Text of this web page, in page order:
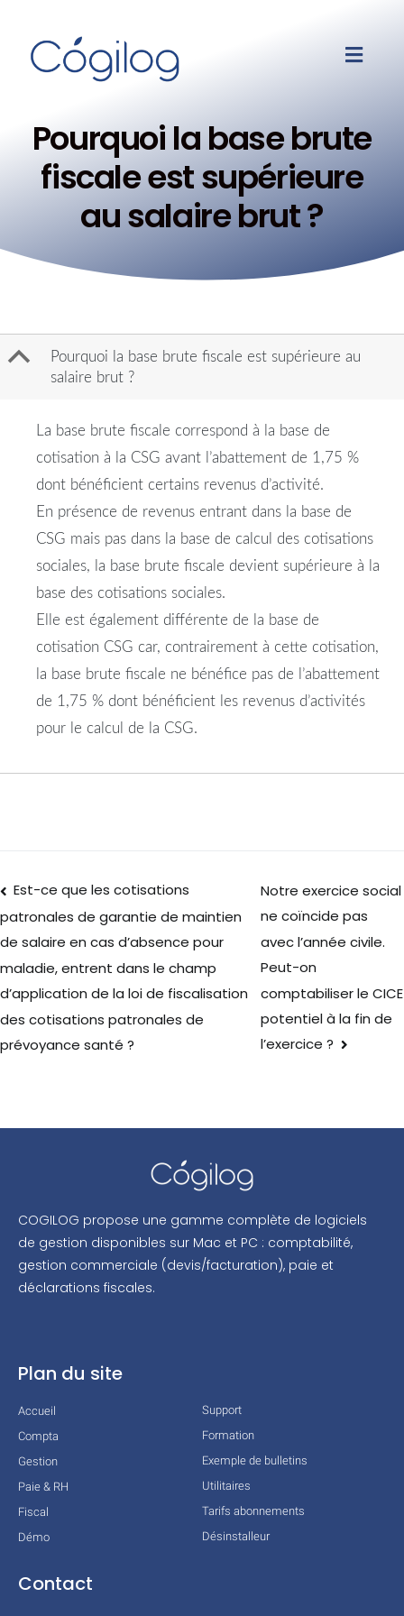
Pourquoi la base brute
fiscale est supérieure
au salaire brut ?
B
Pourquoi la base brute fiscale est supérieure au
salaire brut ?
La base brute fiscale correspond à la base de
cotisation à la CSG avant l’abattement de 1,75 %
dont bénéficient certains revenus d’activité.
En présence de revenus entrant dans la base de
CSG mais pas dans la base de calcul des cotisations
sociales, la base brute fiscale devient supérieure à la
base des cotisations sociales.
Elle est également différente de la base de
cotisation CSG car, contrairement à cette cotisation,
la base brute fiscale ne bénéfice pas de l’abattement
de 1,75 % dont bénéficient les revenus d’activités
pour le calcul de la CSG.
Est-ce que les cotisations
patronales de garantie de maintien
de salaire en cas d’absence pour
maladie, entrent dans le champ
d’application de la loi de fiscalisation
des cotisations patronales de
prévoyance santé ?
Notre exercice social
ne coïncide pas
avec l’année civile.
Peut-on
comptabiliser le CICE
potentiel à la fin de
l’exercice ?
COGILOG propose une gamme complète de logiciels
de gestion disponibles sur Mac et PC : comptabilité,
gestion commerciale (devis/facturation), paie et
déclarations fiscales.
Plan du site
Accueil
Compta
Gestion
Paie & RH
Fiscal
Démo
Support
Formation
Exemple de bulletins
Utilitaires
Tarifs abonnements
Désinstalleur
Contact